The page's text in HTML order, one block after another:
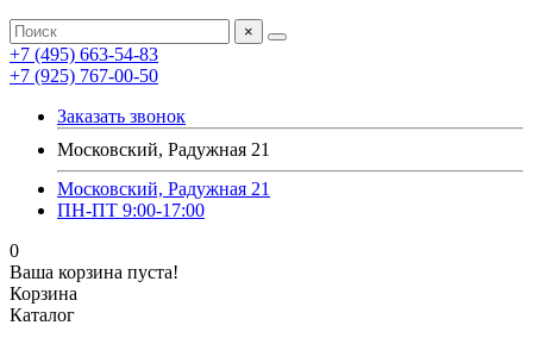
×
+7 (495) 663-54-83
+7 (925) 767-00-50
Заказать звонок
Московский, Радужная 21
Московский, Радужная 21
ПН-ПТ 9:00-17:00
0
Ваша корзина пуста!
Корзина
Каталог